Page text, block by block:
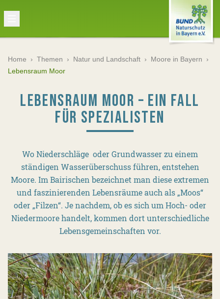
Home › Themen › Natur und Landschaft › Moore in Bayern ›
Lebensraum Moor
LEBENSRAUM MOOR – EIN FALL
FÜR SPEZIALISTEN
Wo Niederschläge oder Grundwasser zu einem
ständigen Wasserüberschuss führen, entstehen
Moore. Im Bairischen bezeichnet man diese extremen
und faszinierenden Lebensräume auch als „Moos“
oder „Filzen“. Je nachdem, ob es sich um Hoch- oder
Niedermoore handelt, kommen dort unterschiedliche
Lebensgemeinschaften vor.